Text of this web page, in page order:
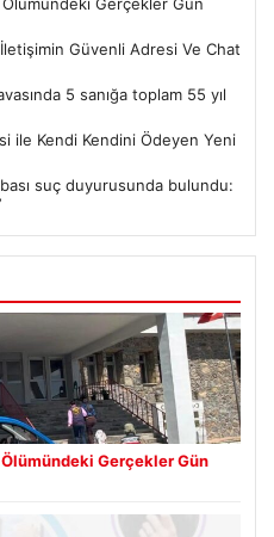
Güvenli Adresi Ve Chat
5 sanığa toplam 55 yıl
ile Kendi Kendini Ödeyen Yeni
suç duyurusunda bulundu:
Gerçekler Gün